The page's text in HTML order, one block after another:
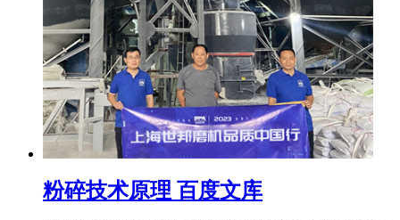
粉碎技术原理 百度文库